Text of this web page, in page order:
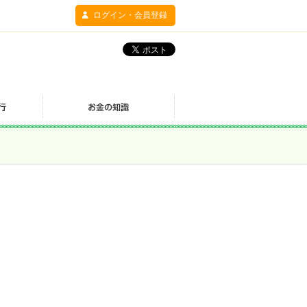
ログイン・会員登録